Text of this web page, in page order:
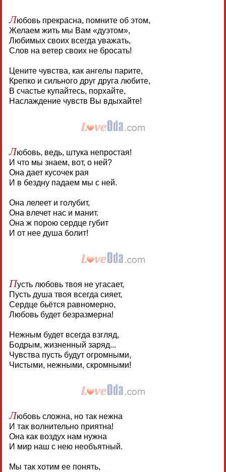
Любовь прекрасна, помните об этом,
Желаем жить мы Вам «дуэтом»,
Любимых своих всегда уважать,
Слов на ветер своих не бросать!
Цените чувства, как ангелы парите,
Крепко и сильного друг друга любите,
В счастье купайтесь, порхайте,
Наслаждение чувств Вы вдыхайте!
Любовь, ведь, штука непростая!
И что мы знаем, вот, о ней?
Она дает кусочек рая
И в бездну падаем мы с ней.
Она лелеет и голубит,
Она влечет нас и манит.
Она ж порою сердце губит
И от нее душа болит!
Пусть любовь твоя не угасает,
Пусть душа твоя всегда сияет,
Сердце бьётся равномерно,
Любовь будет безразмерна!
Нежным будет всегда взгляд,
Бодрым, жизненный заряд...
Чувства пусть будут огромными,
Чистыми, нежными, скромными!
Любовь сложна, но так нежна
И так волнительно приятна!
Она как воздух нам нужна
И мир наш с нею необъятный.
Мы так хотим ее понять,